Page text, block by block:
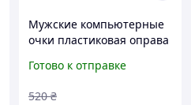
Мужские компьютерные
очки пластиковая оправа
черные RALPH RP8006
Готово к отправке
520 ₴